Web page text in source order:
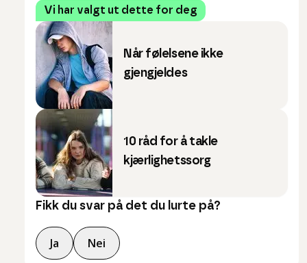
Vi har valgt ut dette for deg
Når følelsene ikke
gjengjeldes
10 råd for å takle
kjærlighetssorg
Fikk du svar på det du lurte på?
Ja Nei